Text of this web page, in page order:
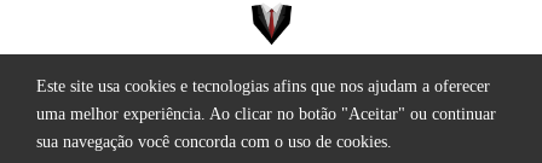
Este site usa cookies e tecnologias afins que nos ajudam a oferecer
uma melhor experiência. Ao clicar no botão "Aceitar" ou continuar
sua navegação você concorda com o uso de cookies.
Todos os direitos reservados.